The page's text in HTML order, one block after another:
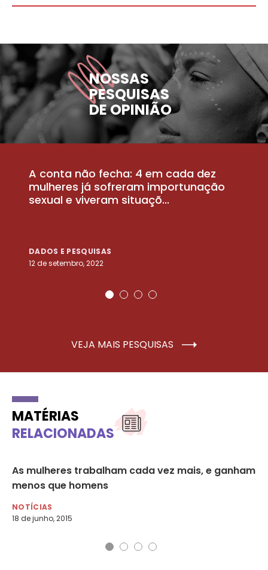
NOSSAS
PESQUISAS
DE OPINIÃO
A conta não fecha: 4 em cada dez
mulheres já sofreram importunação
sexual e viveram situaçõ...
DADOS E PESQUISAS
12 de setembro, 2022
VEJA MAIS PESQUISAS
MATÉRIAS
RELACIONADAS
As mulheres trabalham cada vez mais, e ganham
menos que homens
NOTÍCIAS
18 de junho, 2015